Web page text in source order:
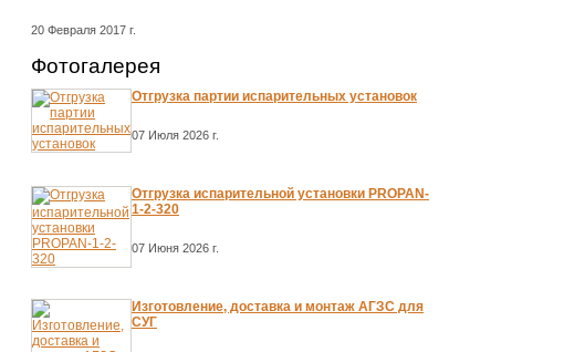
20 Февраля 2017 г.
Фотогалерея
Отгрузка партии испарительных установок
07 Июля 2026 г.
Отгрузка испарительной установки PROPAN-
1-2-320
07 Июня 2026 г.
Изготовление, доставка и монтаж АГЗС для
СУГ